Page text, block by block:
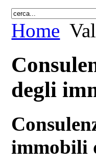
Home
degli
immobili